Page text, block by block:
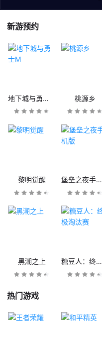
新游预约
地下城与勇士M 桃源乡
黎明觉醒 堡垒之夜手机版
黑潮之上 糖豆人：终极淘汰赛
热门游戏